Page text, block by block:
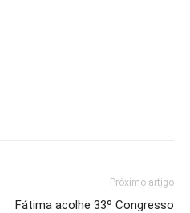
Próximo artigo
Fátima acolhe 33º Congresso